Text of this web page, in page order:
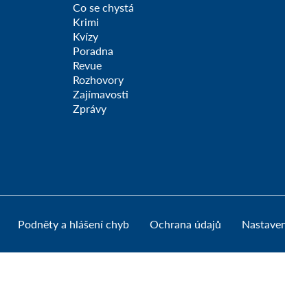
Co se chystá
Krimi
Kvízy
Poradna
Revue
Rozhovory
Zajímavosti
Zprávy
Podněty a hlášení chyb Ochrana údajů